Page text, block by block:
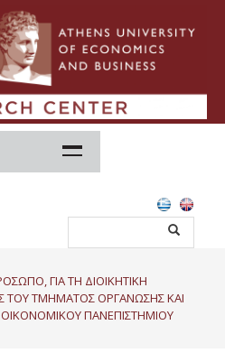
ΓΙΑ ΤΗ ΔΙΟΙΚΗΤΙΚΗ
ΤΟΥ ΤΜΗΜΑΤΟΣ ΟΡΓΑΝΩΣΗΣ ΚΑΙ
ΟΙΚΟΝΟΜΙΚΟΥ ΠΑΝΕΠΙΣΤΗΜΙΟΥ